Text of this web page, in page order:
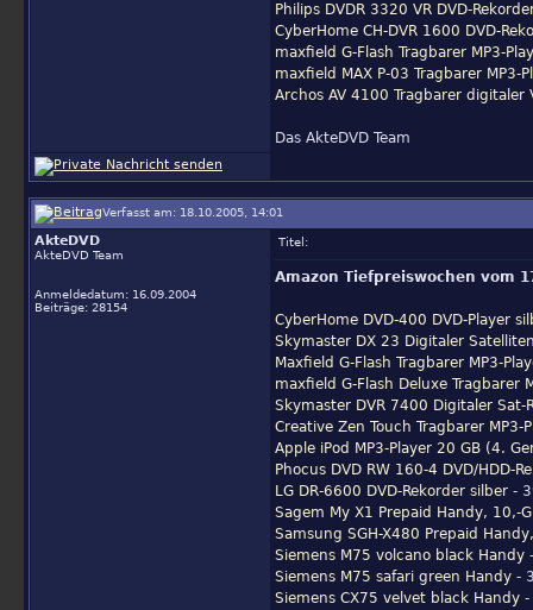
Philips DVDR 3320 VR DVD-
CyberHome CH-DVR 1600 DVD-
maxfield G-Flash Tragbarer MP3-
maxfield MAX P-03 Tragbarer MP3-
Archos AV 4100 Tragbarer digitaler
Das AkteDVD Team
Verfasst am: 18.10.2005, 14:01
AkteDVD
AkteDVD Team
Anmeldedatum: 16.09.2004
Beiträge: 28154
Titel:
Amazon Tiefpreiswochen vom
CyberHome DVD-400 DVD-Player
Skymaster DX 23 Digitaler Satelliten
Maxfield G-Flash Tragbarer MP3-
maxfield G-Flash Deluxe Tragbarer
Skymaster DVR 7400 Digitaler Sat-
Creative Zen Touch Tragbarer MP3-
Apple iPod MP3-Player 20 GB (4.
Phocus DVD RW 160-4 DVD/HDD-
LG DR-6600 DVD-Rekorder silber -
Sagem My X1 Prepaid Handy, 10,-
Samsung SGH-X480 Prepaid
Siemens M75 volcano black Handy
Siemens M75 safari green Handy -
Siemens CX75 velvet black Handy -